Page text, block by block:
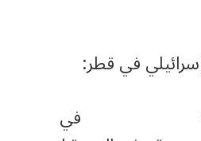
في قطر: